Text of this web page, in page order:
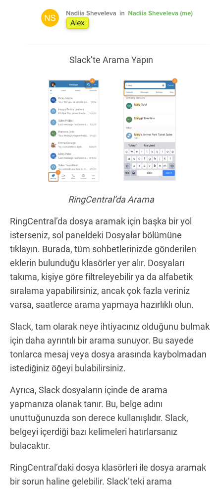
Slack’te Arama Yapın
RingCentral’da Arama
RingCentral’da dosya aramak için başka bir yol
isterseniz, sol paneldeki Dosyalar bölümüne
tıklayın. Burada, tüm sohbetlerinizde gönderilen
eklerin bulunduğu klasörler yer alır. Dosyaları
takıma, kişiye göre filtreleyebilir ya da alfabetik
sıralama yapabilirsiniz, ancak çok fazla veriniz
varsa, saatlerce arama yapmaya hazırlıklı olun.
Slack, tam olarak neye ihtiyacınız olduğunu bulmak
için daha ayrıntılı bir arama sunuyor. Bu sayede
tonlarca mesaj veya dosya arasında kaybolmadan
istediğiniz öğeyi bulabilirsiniz.
Ayrıca, Slack dosyaların içinde de arama
yapmanıza olanak tanır. Bu, belge adını
unuttuğunuzda son derece kullanışlıdır. Slack,
belgeyi içerdiği bazı kelimeleri hatırlarsanız
bulacaktır.
RingCentral’daki dosya klasörleri ile dosya aramak
bir sorun haline gelebilir. Slack’teki arama